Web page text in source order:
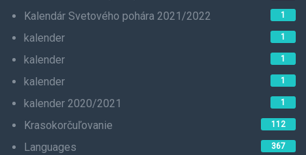
Kalendár Svetového pohára 2021/2022 1
kalender 1
kalender 1
kalender 1
kalender 2020/2021 1
Krasokorčuľovanie 112
Languages 367